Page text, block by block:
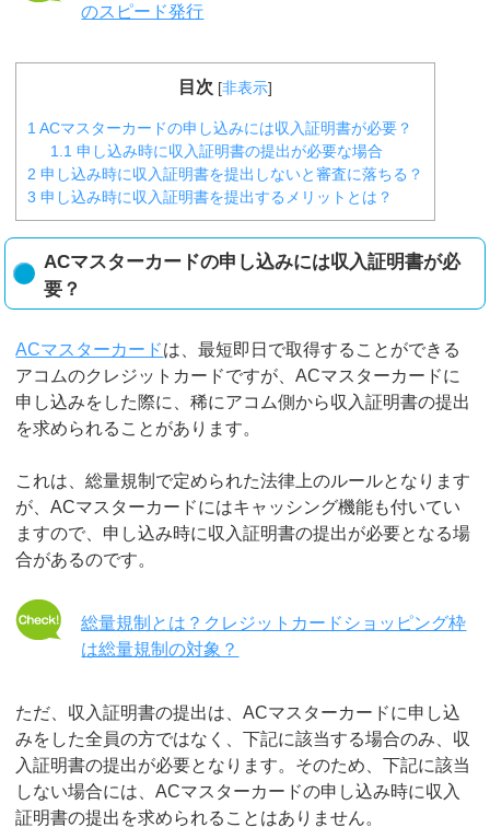
のスピード発行
目次 [非表示]
1 ACマスターカードの申し込みには収入証明書が必要？
1.1 申し込み時に収入証明書の提出が必要な場合
2 申し込み時に収入証明書を提出しないと審査に落ちる？
3 申し込み時に収入証明書を提出するメリットとは？
ACマスターカードの申し込みには収入証明書が必
要？
ACマスターカードは、最短即日で取得することができる
アコムのクレジットカードですが、ACマスターカードに
申し込みをした際に、稀にアコム側から収入証明書の提出
を求められることがあります。
これは、総量規制で定められた法律上のルールとなります
が、ACマスターカードにはキャッシング機能も付いてい
ますので、申し込み時に収入証明書の提出が必要となる場
合があるのです。
総量規制とは？クレジットカードショッピング枠
は総量規制の対象？
ただ、収入証明書の提出は、ACマスターカードに申し込
みをした全員の方ではなく、下記に該当する場合のみ、収
入証明書の提出が必要となります。そのため、下記に該当
しない場合には、ACマスターカードの申し込み時に収入
証明書の提出を求められることはありません。